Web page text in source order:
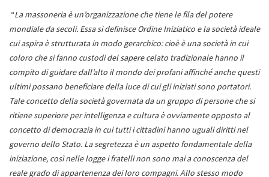
“La massoneria è un’organizzazione che tiene le fila del potere
mondiale da secoli. Essa si definisce Ordine Iniziatico e la società ideale
cui aspira è strutturata in modo gerarchico: cioè è una società in cui
coloro che si fanno custodi del sapere celato tradizionale hanno il
compito di guidare dall’alto il mondo dei profani affinché anche questi
ultimi possano beneficiare della luce di cui gli iniziati sono portatori.
Tale concetto della società governata da un gruppo di persone che si
ritiene superiore per intelligenza e cultura è ovviamente opposto al
concetto di democrazia in cui tutti i cittadini hanno uguali diritti nel
governo dello Stato. La segretezza è un aspetto fondamentale della
iniziazione, così nelle logge i fratelli non sono mai a conoscenza del
reale grado di appartenenza dei loro compagni. Allo stesso modo